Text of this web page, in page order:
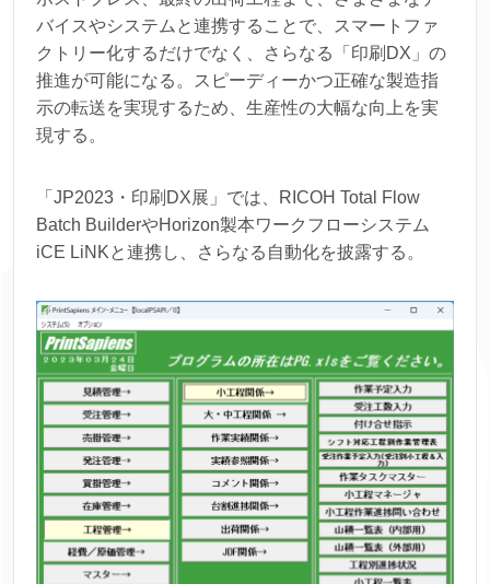
バイスやシステムと連携することで、スマートファ
クトリー化するだけでなく、さらなる「印刷DX」の
推進が可能になる。スピーディーかつ正確な製造指
示の転送を実現するため、生産性の大幅な向上を実
現する。
「JP2023・印刷DX展」では、RICOH Total Flow
Batch BuilderやHorizon製本ワークフローシステム
iCE LiNKと連携し、さらなる自動化を披露する。